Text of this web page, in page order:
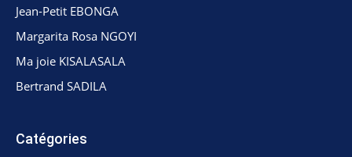
Jean-Petit EBONGA
Margarita Rosa NGOYI
Ma joie KISALASALA
Bertrand SADILA
Catégories